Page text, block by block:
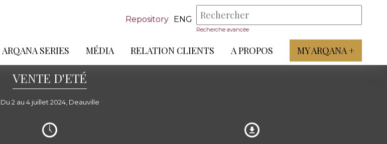
Repository ENG
Recherche avancée
ARQANA SERIES MÉDIA RELATION CLIENTS A PROPOS MY ARQANA +
VENTE D'ETÉ
Du 2 au 4 juillet 2024, Deauville